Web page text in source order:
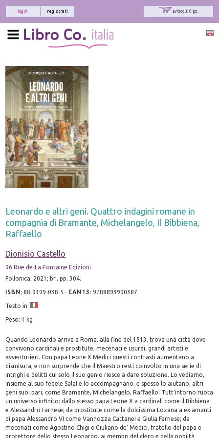
articoli: 0 pz.
registrati
login
Leonardo e altri geni. Quattro indagini romane in
compagnia di Bramante, Michelangelo, Il Bibbiena,
Raffaello
Dionisio Castello
96 Rue de-La-Fontaine Edizioni
Follonica, 2021; br., pp. 304.
ISBN:88-9399-038-5 - EAN13 :9788893990387
Testo in:
Peso: 1 kg
Quando Leonardo arriva a Roma, alla fine del 1513, trova una città dove
convivono cardinali e prostitute, mecenati e usurai, grandi artisti e
avventurieri. Con papa Leone X Medici questi contrasti aumentano a
dismisura, e non sorprende che il Maestro resti coinvolto in una serie di
intrighi e delitti cui solo il suo genio riesce a dare soluzione. Lo vediamo,
insieme al suo fedele Salaì e lo accompagnano, e spesso lo aiutano, altri
geni suoi pari, come Bramante, Michelangelo, Raffaello. Tutt'intorno ruota
un universo infinito: dallo stesso papa Leone X a cardinali come il Bibbiena
e Alessandro Farnese; da prostitute come la dolcissima Lozana a ex amanti
di papa Alessandro VI come Vannozza Cattanei e Giulia Farnese; da
mecenati come Agostino Chigi e Giuliano de' Medici, fratello del papa e
protettore dello stesso Leonardo, ai membri del clero e della nobiltà
Interessato ai nostri libri?
Allora iscriviti alla nostra newsletter!
Sarai informato delle nostre novità, potrai
comunque cancellarti quando desideri.
modulo di iscrizione